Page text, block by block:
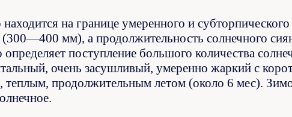
на границе умеренного и
(300—400 мм), а продолжительность солнечного
определяет поступление большого количества
очень засушливый, умеренно жаркий с
теплым, продолжительным летом (около 6 мес).